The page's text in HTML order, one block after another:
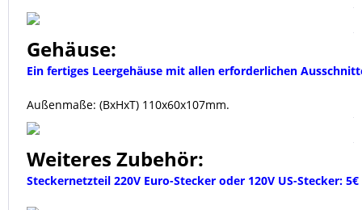
Gehäuse:
Ein fertiges Leergehäuse mit allen erforderlichen
Außenmaße: (BxHxT) 110x60x107mm.
Weiteres Zubehör:
Steckernetzteil 220V Euro-Stecker oder 120V US-Stecker: 5€